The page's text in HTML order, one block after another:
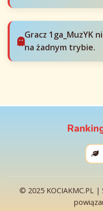
Gracz 1ga_MuzYK
na żadnym trybie.
© 2025 KOCIAKMC.PL